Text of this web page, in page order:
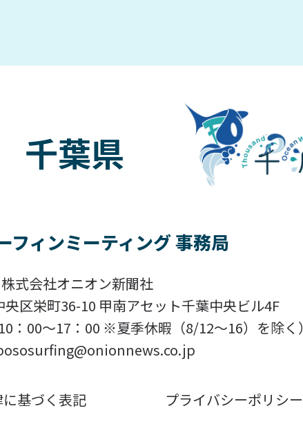
千葉県
フィンミーティング 事務局
株式会社オニオン新聞社
央区栄町36-10 甲南アセット千葉中央ビル4F
：00〜17：00 ※夏季休暇（8/12～16）を除く）
基づく表記 プライバシーポリシー